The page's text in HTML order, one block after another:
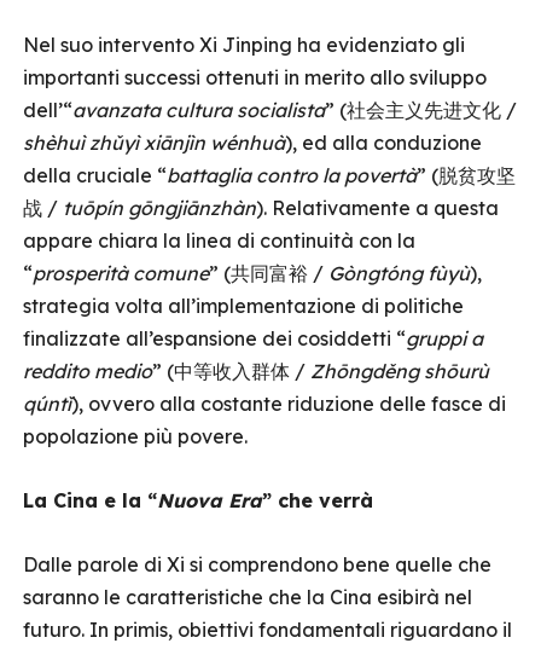
Nel suo intervento Xi Jinping ha evidenziato gli
importanti successi ottenuti in merito allo sviluppo
dell’“avanzata cultura socialista” (社会主义先进文化 /
shèhuì zhǔyì xiānjìn wénhuà), ed alla conduzione
della cruciale “battaglia contro la povertà” (脱贫攻坚
战 / tuōpín gōngjiānzhàn). Relativamente a questa
appare chiara la linea di continuità con la
“prosperità comune” (共同富裕 / Gòngtóng fùyù),
strategia volta all’implementazione di politiche
finalizzate all’espansione dei cosiddetti “gruppi a
reddito medio” (中等收入群体 / Zhōngděng shōurù
qúntǐ), ovvero alla costante riduzione delle fasce di
popolazione più povere.
La Cina e la “Nuova Era” che verrà
Dalle parole di Xi si comprendono bene quelle che
saranno le caratteristiche che la Cina esibirà nel
futuro. In primis, obiettivi fondamentali riguardano il